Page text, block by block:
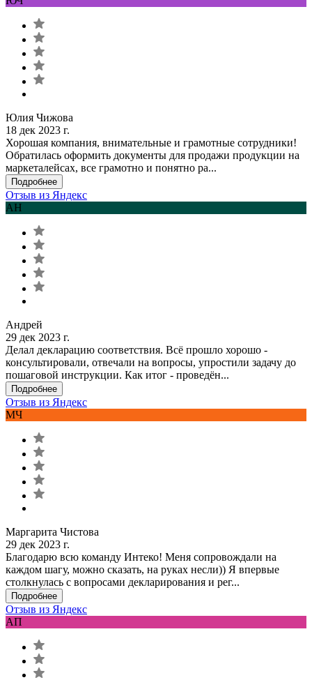
Юлия Чижова
18 дек 2023 г.
Хорошая компания, внимательные и грамотные сотрудники!
Обратилась оформить документы для продажи продукции на
маркеталейсах, все грамотно и понятно ра...
Подробнее
Отзыв из Яндекс
АН
Андрей
29 дек 2023 г.
Делал декларацию соответствия. Всё прошло хорошо -
консультировали, отвечали на вопросы, упростили задачу до
пошаговой инструкции. Как итог - проведён...
Подробнее
Отзыв из Яндекс
МЧ
Маргарита Чистова
29 дек 2023 г.
Благодарю всю команду Интеко! Меня сопровождали на
каждом шагу, можно сказать, на руках несли)) Я впервые
столкнулась с вопросами декларирования и рег...
Подробнее
Отзыв из Яндекс
АП